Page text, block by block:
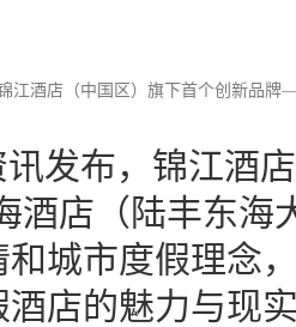
江酒店（中国区）旗下首个创新品
发布，锦江酒
店（陆丰东海
城市度假理念
店的魅力与现